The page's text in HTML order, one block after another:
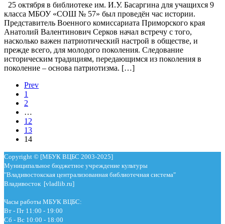
25 октября в библиотеке им. И.У. Басаргина для учащихся 9
класса МБОУ «СОШ № 57» был проведён час истории.
Представитель Военного комиссариата Приморского края
Анатолий Валентинович Серков начал встречу с того,
насколько важен патриотический настрой в обществе, и
прежде всего, для молодого поколения. Следование
историческим традициям, передающимся из поколения в
поколение – основа патриотизма. […]
Prev
1
2
…
12
13
14
Copyright © [МБУК ВЦБС 2003-2025]
Муниципальное бюджетное учреждение культуры
"Владивостокская централизованная библиотечная система"
Владивосток [vladlib.ru]
Часы работы МБУК ВЦБС:
Вт - Пт 11:00 - 19:00
Сб - Вс 10:00 - 18:00